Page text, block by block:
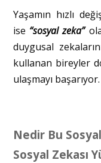
Yaşamın hızlı
ise “sosyal zeka”
duygusal
kullanan bireyler
ulaşmayı başarıyor.
Nedir Bu
Sosyal Zekası